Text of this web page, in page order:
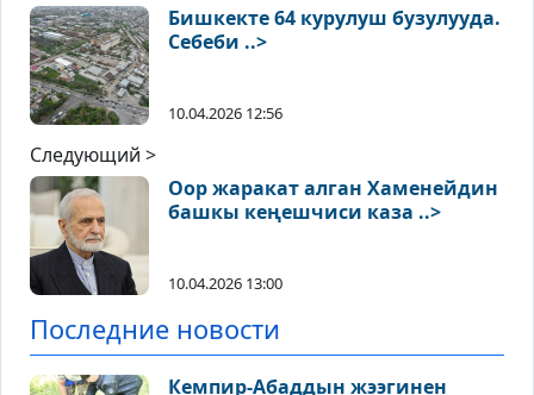
Бишкекте 64 курулуш бузулууда.
Себеби ..>
10.04.2026 12:56
Следующий >
Оор жаракат алган Хаменейдин
башкы кеңешчиси каза ..>
10.04.2026 13:00
Последние новости
Кемпир-Абаддын жээгинен